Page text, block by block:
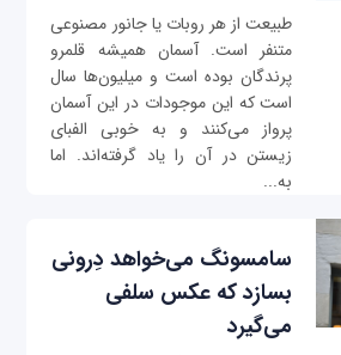
طبیعت از هر روبات یا جانور مصنوعی
متنفر است. آسمان همیشه قلمرو
پرندگان بوده است و میلیون‌ها سال
است که این موجودات در این آسمان
پرواز می‌کنند و به خوبی الفبای
زیستن در آن را یاد گرفته‌اند. اما
به...
سامسونگ می‌خواهد دِرونی
بسازد که عکس سلفی
می‌گیرد